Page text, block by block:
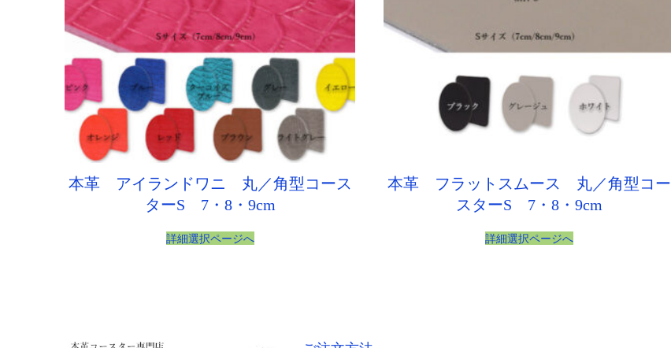
本革 アイランドワニ 丸／角型コース
ターS 7・8・9cm
詳細選択ページへ
本革 フラットスムース 丸／角型コー
スターS 7・8・9cm
詳細選択ページへ